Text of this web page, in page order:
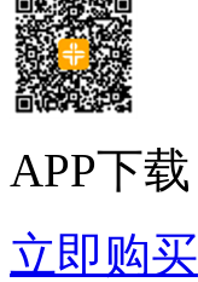
APP下载
立即购买